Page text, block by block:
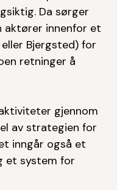
Da sørger
aktører innenfor et
Bjergsted) for
retninger å
gjennom
av strategien for
inngår også et
et system for